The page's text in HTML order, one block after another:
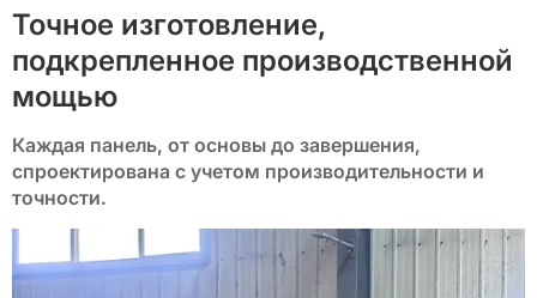
Точное изготовление,
подкрепленное производственной
мощью
Каждая панель, от основы до завершения,
спроектирована с учетом производительности и
точности.